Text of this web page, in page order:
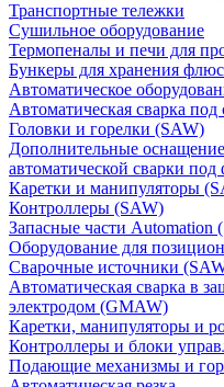
Транспортные тележки
Сушильное оборудование
Термопеналы и печи для
Бункеры для хранения
Автоматическое
Автоматическая сварка
Головки и горелки (SAW)
Дополнительные
автоматической сварки
Каретки и манипуляторы
Контроллеры (SAW)
Запасные части Automation
Оборудование для
Сварочные источники
Автоматическая сварка в
электродом (GMAW)
Каретки, манипуляторы и
Контроллеры и блоки
Подающие механизмы и